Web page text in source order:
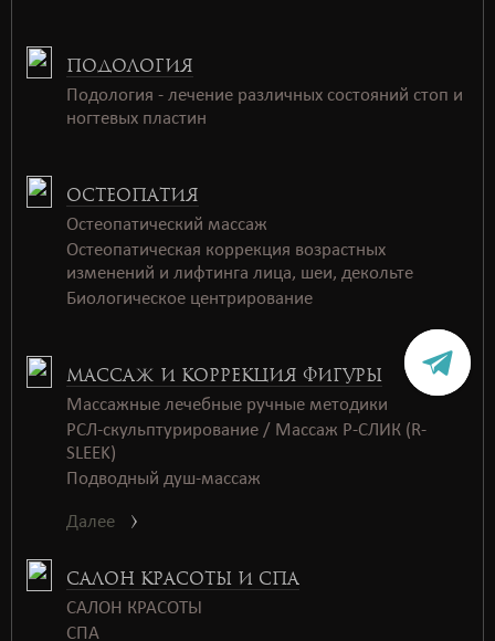
САЛОН КРАСОТЫ И СПА
САЛОН КРАСОТЫ
СПАㅤㅤ
ПОДОЛОГИЯ
Подология - лечение различных состояний стоп и
ногтевых пластин
ОСТЕОПАТИЯ
Остеопатический массаж
Остеопатическая коррекция возрастных
изменений и лифтинга лица, шеи, декольте
Биологическое центрирование
МАССАЖ И КОРРЕКЦИЯ ФИГУРЫ
Массажные лечебные ручные методики
РСЛ-скульптурирование / Массаж Р-СЛИК (R-
SLEEK)
Подводный душ-массаж
Далее